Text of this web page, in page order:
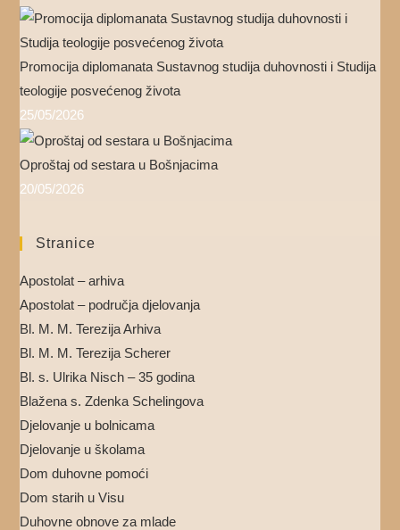
Promocija diplomanata Sustavnog studija duhovnosti i Studija
teologije posvećenog života
25/05/2026
Oproštaj od sestara u Bošnjacima
20/05/2026
Stranice
Apostolat – arhiva
Apostolat – područja djelovanja
Bl. M. M. Terezija Arhiva
Bl. M. M. Terezija Scherer
Bl. s. Ulrika Nisch – 35 godina
Blažena s. Zdenka Schelingova
Djelovanje u bolnicama
Djelovanje u školama
Dom duhovne pomoći
Dom starih u Visu
Duhovne obnove za mlade